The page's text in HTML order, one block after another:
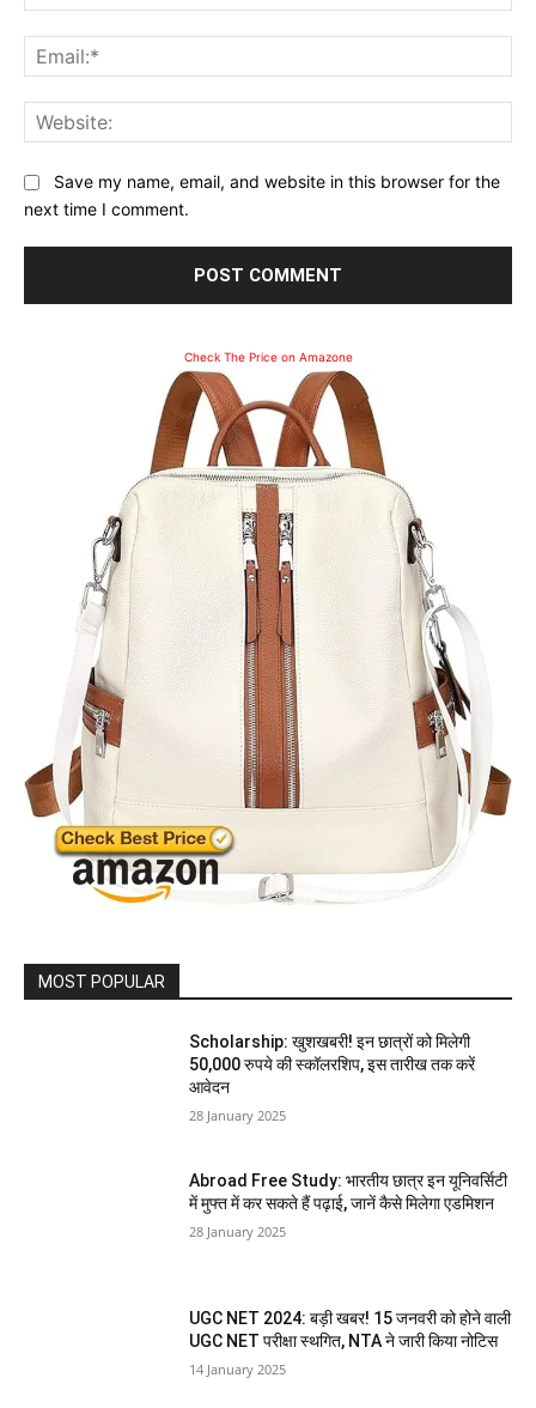
Save my name, email, and website in this browser for the
next time I comment.
Check The Price on Amazone
MOST POPULAR
Scholarship: खुशखबरी! इन छात्रों को मिलेगी
50,000 रुपये की स्कॉलरशिप, इस तारीख तक करें
आवेदन
28 January 2025
Abroad Free Study: भारतीय छात्र इन यूनिवर्सिटी
में मुफ्त में कर सकते हैं पढ़ाई, जानें कैसे मिलेगा एडमिशन
28 January 2025
UGC NET 2024: बड़ी खबर! 15 जनवरी को होने वाली
UGC NET परीक्षा स्थगित, NTA ने जारी किया नोटिस
14 January 2025